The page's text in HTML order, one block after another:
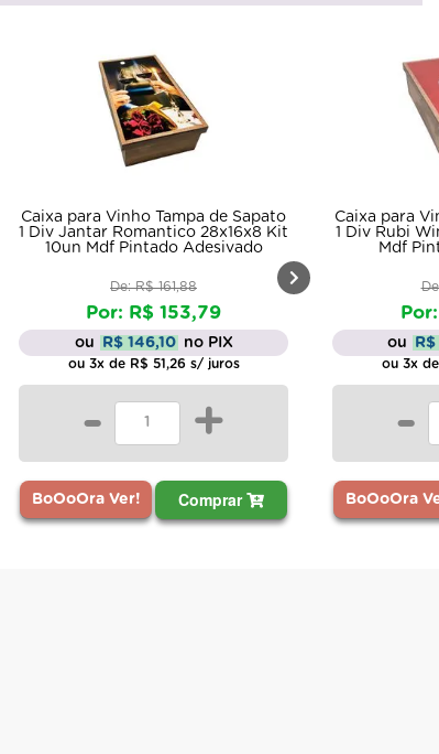
Sapato
Kit
Caixa para Vinho Tampa de Sapato
1 Div Rubi Wine 35x20x10 Kit 10un
Mdf Pintado Adesivado
De: R$ 250,74
Por: R$ 233,19
ou R$ 221,53 no PIX
ou 3x de R$ 77,73 s/ juros
-
BoOoOra Ver!